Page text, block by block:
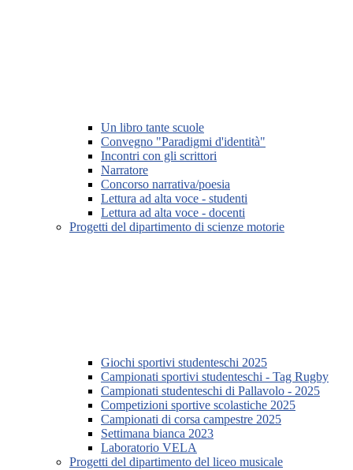
Un libro tante scuole
Convegno "Paradigmi d'identità"
Incontri con gli scrittori
Narratore
Concorso narrativa/poesia
Lettura ad alta voce - studenti
Lettura ad alta voce - docenti
Progetti del dipartimento di scienze motorie
Giochi sportivi studenteschi 2025
Campionati sportivi studenteschi - Tag Rugby
Campionati studenteschi di Pallavolo - 2025
Competizioni sportive scolastiche 2025
Campionati di corsa campestre 2025
Settimana bianca 2023
Laboratorio VELA
Progetti del dipartimento del liceo musicale